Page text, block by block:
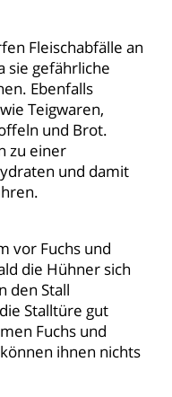
Fleischabfälle an
sie gefährliche
Ebenfalls
Teigwaren,
und Brot.
zu einer
und damit
vor Fuchs und
die Hühner sich
den Stall
Stalltüre gut
Fuchs und
ihnen nichts